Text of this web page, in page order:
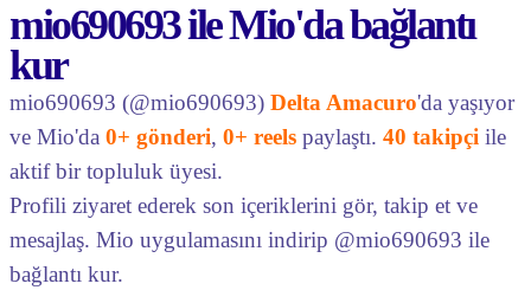
mio690693 ile Mio'da bağlantı
kur
mio690693 (@mio690693) Delta Amacuro'da yaşıyor
ve Mio'da 0+ gönderi, 0+ reels paylaştı. 40 takipçi ile
aktif bir topluluk üyesi.
Profili ziyaret ederek son içeriklerini gör, takip et ve
mesajlaş. Mio uygulamasını indirip @mio690693 ile
bağlantı kur.